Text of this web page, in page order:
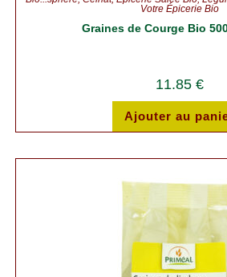
Votre Épicerie Bio
Graines de Courge Bio
11.85 €
Ajouter au